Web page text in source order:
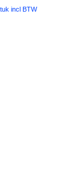
incl BTW